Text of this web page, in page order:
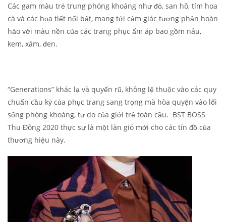
Các gam màu trẻ trung phóng khoáng như đỏ, san hô, tím hoa
cà và các họa tiết nổi bật, mang tới cảm giác tương phản hoàn
hảo với màu nền của các trang phục ấm áp bao gồm nâu,
kem, xám, đen.
“Generations” khác lạ và quyến rũ, không lệ thuộc vào các quy
chuẩn cầu kỳ của phục trang sang trọng mà hòa quyện vào lối
sống phóng khoáng, tự do của giới trẻ toàn cầu. BST BOSS
Thu Đông 2020 thực sự là một làn gió mới cho các tín đồ của
thương hiệu này.